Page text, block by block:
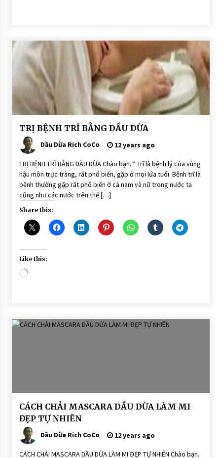
BÀI
VIẾT
DẨU
DỪA
DÙNG
ĂN
UỐNG
TRỊ
BỆNH
TRỊ BỆNH TRĨ BẰNG DẦU DỪA
Dầu Dừa Rich CoCo 12 years ago
TRỊ BỆNH TRĨ BẰNG DẦU DỪA Chào bạn. * Trĩ là bệnh lý của vùng
hậu môn trực tràng, rất phổ biến, gặp ở mọi lứa tuổi. Bệnh trĩ là
bệnh thường gặp rất phổ biến ở cả nam và nữ trong nước ta
cũng như các nước trên thế […]
Share this:
Like this:
Loading…
BÀI
VIẾT
DẦU
DỪA
DƯỠNG
TÓC
Mascara
CÁCH CHẢI MASCARA DẦU DỪA LÀM MI
ĐẸP TỰ NHIÊN
Dầu Dừa Rich CoCo 12 years ago
CÁCH CHẢI MASCARA DẦU DỪA LÀM MI ĐẸP TỰ NHIÊN Chào bạn.